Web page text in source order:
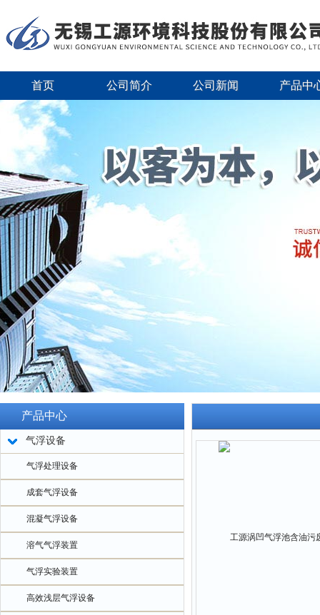
首页 公司简介 公司新闻 产品中
产品中心
气浮设备
气浮处理设备
成套气浮设备
混凝气浮设备
溶气气浮装置
气浮实验装置
高效浅层气浮设备